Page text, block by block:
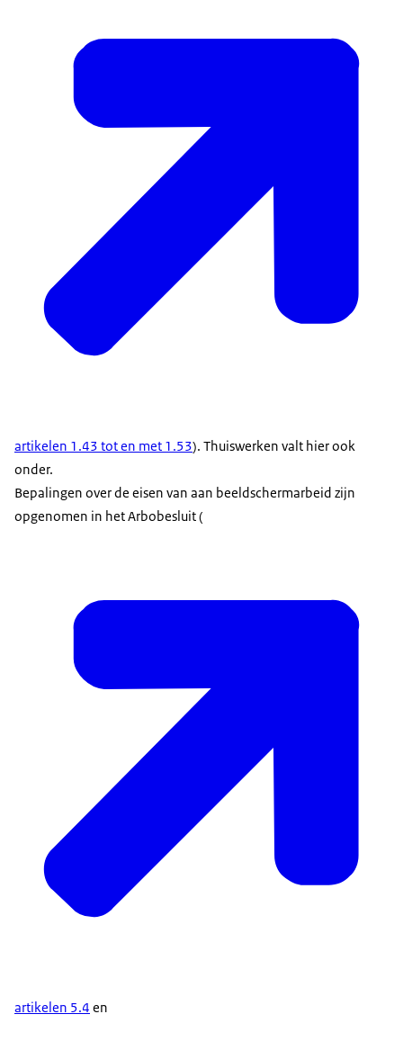
artikelen 1.43 tot en met 1.53). Thuiswerken valt hier ook
onder.
Bepalingen over de eisen van aan beeldschermarbeid zijn
opgenomen in het Arbobesluit (
artikelen 5.4 en